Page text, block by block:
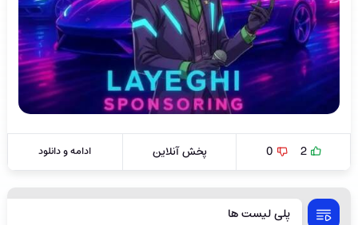
2
0 پخش آنلاین ادامه و دانلود
پلی لیست ها